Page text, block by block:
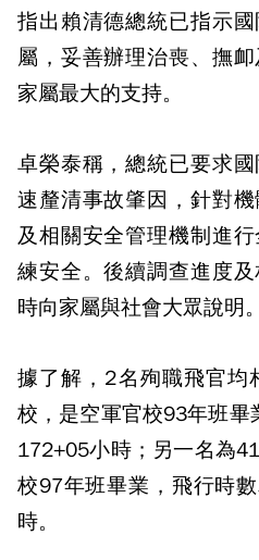
指出賴清德總統已指示
屬，妥善辦理治喪、撫
家屬最大的支持。
卓榮泰稱，總統已要求
速釐清事故肇因，針對
及相關安全管理機制進
練安全。後續調查進度
時向家屬與社會大眾說明。
據了解，2名殉職飛官均
校，是空軍官校93年班畢
172+05小時；另一名為
校97年班畢業，飛行時
時。